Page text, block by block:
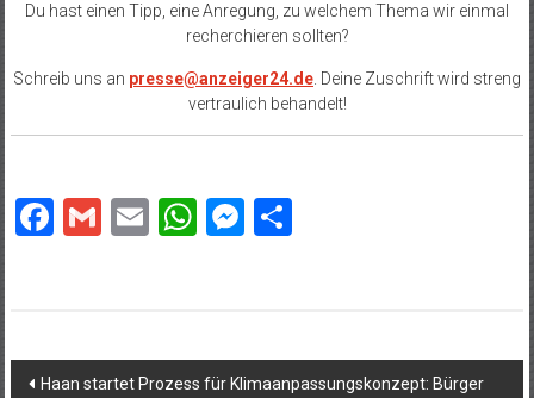
Du hast einen Tipp, eine Anregung, zu welchem Thema wir einmal
recherchieren sollten?
Schreib uns an presse@anzeiger24.de. Deine Zuschrift wird streng
vertraulich behandelt!
Facebook
GmailEmailWhatsApp
Messenger
Beitragsnavigation
Haan startet Prozess für Klimaanpassungskonzept: Bürger